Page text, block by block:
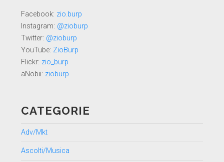
Facebook: zio.burp
Instagram: @zioburp
Twitter: @zioburp
YouTube: ZioBurp
Flickr: zio_burp
aNobii: zioburp
CATEGORIE
Adv/Mkt
Ascolti/Musica